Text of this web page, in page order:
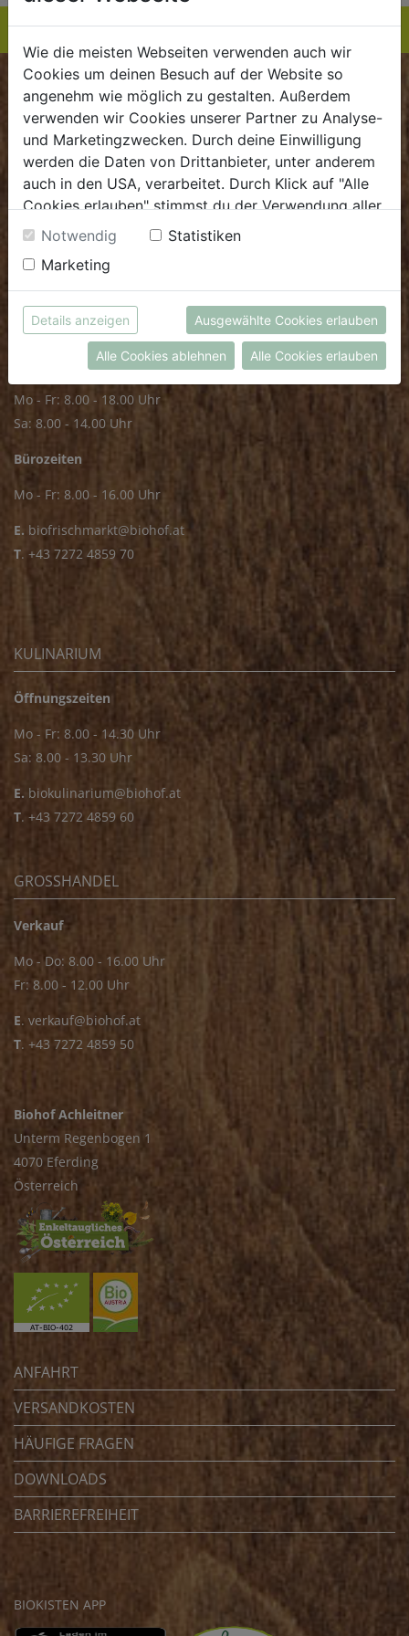
BIOKISTE
Kundenservice
Mo - Do: 8.00 - 16.00 Uhr
Fr: 8.00 - 15.00 Uhr
.dieBiokiste@biohof.at
.+43 7272 2597
FRISCHMARKT
Öffnungszeiten
Mo - Fr: 8.00 - 18.00 Uhr
Sa: 8.00 - 14.00 Uhr
Bürozeiten
Mo - Fr: 8.00 - 16.00 Uhr
E. biofrischmarkt@biohof.at
T. +43 7272 4859 70
KULINARIUM
Öffnungszeiten
Mo - Fr: 8.00 - 14.30 Uhr
Sa: 8.00 - 13.30 Uhr
E. biokulinarium@biohof.at
T. +43 7272 4859 60
GROSSHANDEL
Verkauf
Mo - Do: 8.00 - 16.00 Uhr
Fr: 8.00 - 12.00 Uhr
E. verkauf@biohof.at
T. +43 7272 4859 50
Biohof Achleitner
Unterm Regenbogen 1
4070 Eferding
Österreich
ANFAHRT
VERSANDKOSTEN
HÄUFIGE FRAGEN
DOWNLOADS
BARRIEREFREIHEIT
BIOKISTEN APP
Wie die meisten Webseiten verwenden auch wir
Cookies um deinen Besuch auf der Website so
angenehm wie möglich zu gestalten. Außerdem
verwenden wir Cookies unserer Partner zu Analyse-
und Marketingzwecken. Durch deine Einwilligung
werden die Daten von Drittanbieter, unter anderem
auch in den USA, verarbeitet. Durch Klick auf "Alle
Cookies erlauben" stimmst du der Verwendung aller
Cookies zu. Unter "Details anzeigen" findest du alle
Infos zu den unterschiedlichen Cookies, du kannst
auch entscheiden, welche Cookies du erlauben
möchtest.
Weitere Informationen findest du in unserer
Datenschutzerklärung
bzw. imImpressum
Notwendig
Statistiken
Marketing
Details anzeigen Ausgewählte Cookies erlauben
Alle Cookies ablehnen Alle Cookies erlauben